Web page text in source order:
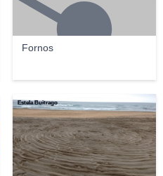
Fornos
Estela Buitrago